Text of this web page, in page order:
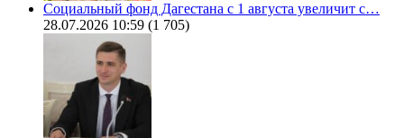
Социальный фонд Дагестана с 1 августа увеличит с…
28.07.2026 10:59 (1 705)